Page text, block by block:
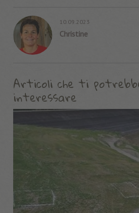
10.09.2023
Christine
Articoli che ti
interessare